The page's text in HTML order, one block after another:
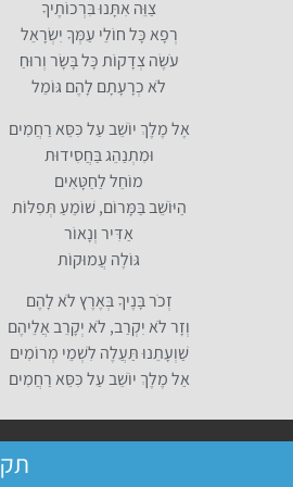
צַוֵּה אִתָּנוּ בִּרְכוֹתֶיךָ
רְפָא כָּל חוֹלֵי עַמְּךָ יִשְׂרָאֵל
עֹשֶׂה צְדָקוֹת כָּל בָּשָׂר וְרוּחַ
לֹא כְרָעָתָם לָהֶם גּוֹמֵל
אֶל מֶלֶךְ יוֹשֵׁב עַל כִּסֵּא רַחֲמִים
וּמִתְנַהֵג בַּחֲסִידוּת
מוֹחֵל לַחַטָּאִים
הַיּוֹשֵׁב בַּמָּרוֹם, שׁוֹמֵעַ תְּפִלּוֹת
אַדִּיר וְנָאוֹר
גּוֹלֶה עֲמוּקוֹת
זְכֹר בָּנֶיךָ בְּאֶרֶץ לֹא לָהֶם
וְזָר לֹא יִקְרַב, לֹא יְקָרֵב אֲלֵיהֶם
שַׁוְעָתֵנוּ תַּעֲלֶה לִשְׁמֵי מְרוֹמִים
אַל מֶלֶךְ יוֹשֵׁב עַל כִּסֵּא רַחֲמִים